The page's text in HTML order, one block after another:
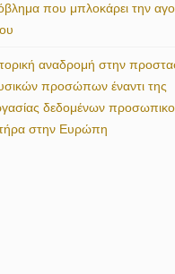
που μπλοκάρει την
αναδρομή στην
προσώπων έναντι της
δεδομένων
στην Ευρώπη